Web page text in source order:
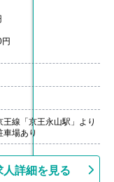
給
※前年度実績
円/月）
事評価により決定
線「京王永山駅」より
場あり
人詳細を見る